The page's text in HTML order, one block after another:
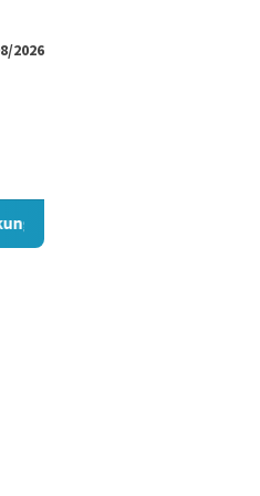
2026
Biaya Logistik, JNE Gelar Promo